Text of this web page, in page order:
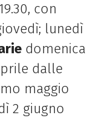
con
lunedì
domenica
dalle
maggio
2 giugno